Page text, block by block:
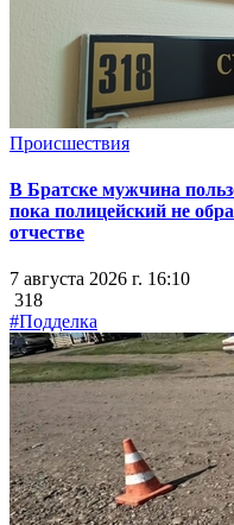
Происшествия
В Братске мужчина
пока полицейский не
отчестве
7 августа 2026 г. 16:10
318
#Подделка